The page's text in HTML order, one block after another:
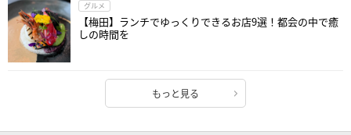
グルメ
【梅田】ランチでゆっくりできるお店9選！都会の中で癒
しの時間を
もっと見る